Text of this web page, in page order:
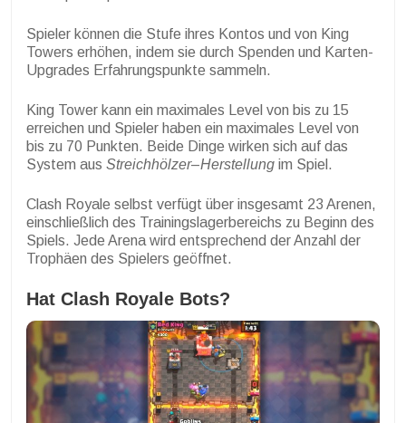
Spieler können die Stufe ihres Kontos und von King
Towers erhöhen, indem sie durch Spenden und Karten-
Upgrades Erfahrungspunkte sammeln.
King Tower kann ein maximales Level von bis zu 15
erreichen und Spieler haben ein maximales Level von
bis zu 70 Punkten. Beide Dinge wirken sich auf das
System aus Streichhölzer–Herstellung im Spiel.
Clash Royale selbst verfügt über insgesamt 23 Arenen,
einschließlich des Trainingslagerbereichs zu Beginn des
Spiels. Jede Arena wird entsprechend der Anzahl der
Trophäen des Spielers geöffnet.
Hat Clash Royale Bots?